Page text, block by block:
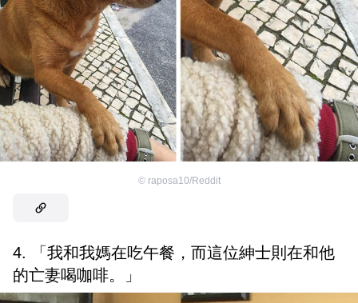
© raposa10/Reddit
4. 「我和我媽在吃午餐，而這位紳士則在和他
的亡妻喝咖啡。」